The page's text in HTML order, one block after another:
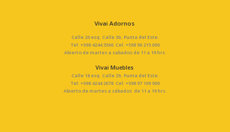
Vivai Adornos
Calle 20 esq. Calle 30, Punta del Este.
Tel: +598 4244 3566 Cel: +598 96 215 000
Abierto de martes a sabados de 11 a 19 hrs.
Vivai Muebles
Calle 18 esq. Calle 29, Punta del Este.
Tel: +598 4244 2678 Cel: +598 97 109 900
Abierto de martes a sábados de 11 a 19 hrs.